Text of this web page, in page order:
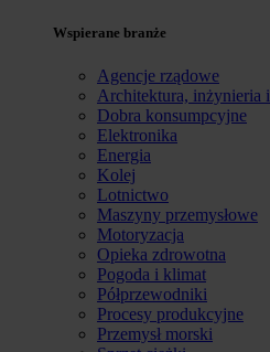
Wspierane branże
Agencje rządowe
Architektura,
Dobra konsumpcyjne
Elektronika
Energia
Kolej
Lotnictwo
Maszyny przemysłowe
Motoryzacja
Opieka zdrowotna
Pogoda i klimat
Półprzewodniki
Procesy produkcyjne
Przemysł morski